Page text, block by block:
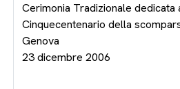
Cerimonia Tradizionale
Cinquecentenario della
Genova
23 dicembre 2006